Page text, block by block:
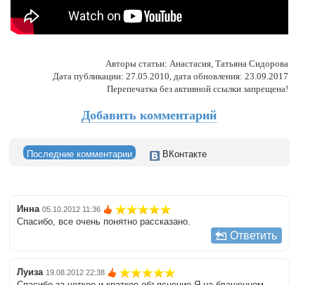
Авторы статьи: Анастасия, Татьяна Сидорова
Дата публикации: 27.05.2010, дата обновления: 23.09.2017
Перепечатка без активной ссылки запрещена!
Добавить комментарий
Последние комментарии ВКонтакте
Инна 05.10.2012 11:36
Спасибо, все очень понятно рассказано.
Ответить
Луиза 19.08.2012 22:38